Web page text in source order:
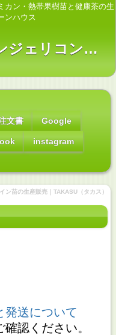
カン・熱帯果樹苗と健康茶の生
ンハウス
マンジェリコン・マンジェリコン茶・コブミカン・熱帯果樹苗とお茶の生産販売｜タカスグリーンハウス
文書 Google
instagram
ン苗の生産販売｜TAKASU（タカス）
発送について
確認ください。